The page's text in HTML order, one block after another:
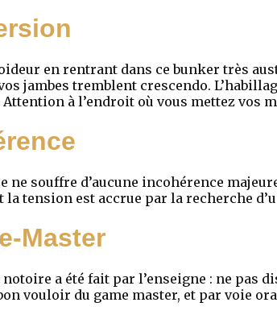
en rentrant dans ce bunker très
jambes tremblent crescendo.
à l’endroit où vous mettez vos
ne souffre d’aucune incohérence
la tension est accrue par la recherche
Master
a été fait par l’enseigne : ne pas
vouloir du game master, et par voie